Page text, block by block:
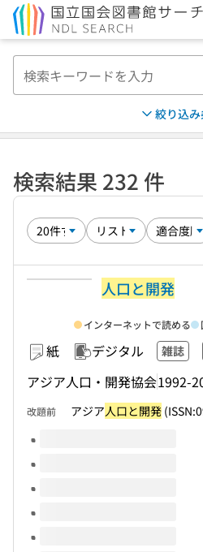
絞り込
検索結果 232 件
人口と開発
紙 デジタル 雑誌
アジア人口・開発協会1992-
インターネットで読める
改題前 アジア人口と開発
このタイトルの巻号